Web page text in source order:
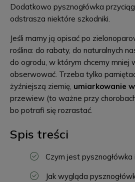
Dodatkowo pysznogłówka
odstrasza niektóre szkodniki.
Jeśli mamy ją opisać po
roślina: do rabaty, do naturalnych
do ogrodu, w którym chcemy mniej
obserwować. Trzeba tylko
żyźniejszą ziemię, umiarkowanie
przewiew (to ważne przy
bo potrafi się rozrastać.
Spis treści
Czym jest pysznogłówka
Jak wygląda